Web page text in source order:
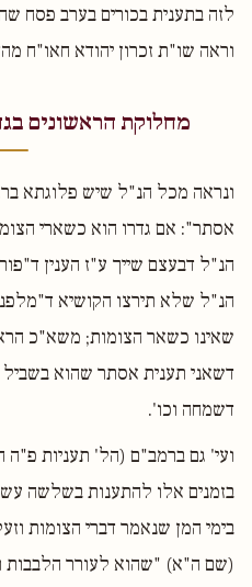
לזה בתענית בכורים בערב פסח
וראה שו"ת זכרון יהודא חאו"ח
מחלוקת הראשונים
ונראה מכל הנ"ל שיש פלוגתא
אסתר": אם גדרו הוא כשארי
הנ"ל דבעצם שייך ע"ז הענין
הנ"ל שלא תירצו הקושיא
שאינו כשאר הצומות; משא"כ
דשאני תענית אסתר שהוא
דשמחה וכו'.
ועי' גם ברמב"ם (הל' תעניות
בזמנים אלו להתענות בשלשה
בימי המן שנאמר דברי הצומות
(שם ה"א) "שהוא לעורר הלבבות